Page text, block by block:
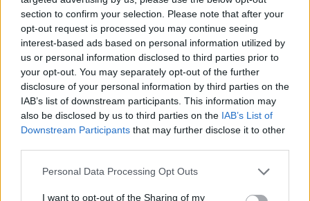
section to confirm your selection. Please note that after your
opt-out request is processed you may continue seeing
interest-based ads based on personal information utilized by
us or personal information disclosed to third parties prior to
your opt-out. You may separately opt-out of the further
disclosure of your personal information by third parties on the
IAB’s list of downstream participants. This information may
also be disclosed by us to third parties on the IAB’s List of
Downstream Participants that may further disclose it to other
Please note that this website/app uses one or more Google
not limited to your visit or usage behaviour. You may click to
Personal Data Processing Opt Outs
I want to opt-out of the Sharing of my
1
HÍRLEVÉL